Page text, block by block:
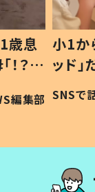
歳息
？」
編集部
小1か
ッド
作り
#令和
SNSで